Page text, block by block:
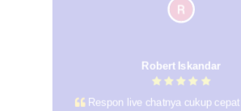
Robert Iskandar
Respon live chatnya cukup cepat